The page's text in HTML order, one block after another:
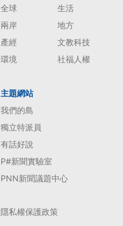
全球
生活
兩岸
地方
產經
文教科技
環境
社福人權
主題網站
我們的島
獨立特派員
有話好說
P#新聞實驗室
PNN新聞議題中心
隱私權保護政策